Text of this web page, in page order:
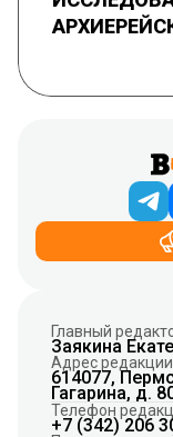
Главный
Заякина
Адрес
614077,
Гагарина, д.
Телефон
+7 (342) 206